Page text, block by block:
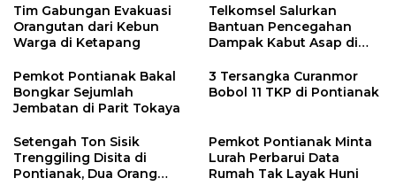
Tim Gabungan Evakuasi
Orangutan dari Kebun
Warga di Ketapang
Telkomsel Salurkan
Bantuan Pencegahan
Dampak Kabut Asap di
Pemkot Pontianak Bakal
Bongkar Sejumlah
Jembatan di Parit Tokaya
3 Tersangka Curanmor
Bobol 11 TKP di Pontianak
Setengah Ton Sisik
Trenggiling Disita di
Pontianak, Dua Orang
Pemkot Pontianak Minta
Lurah Perbarui Data
Rumah Tak Layak Huni